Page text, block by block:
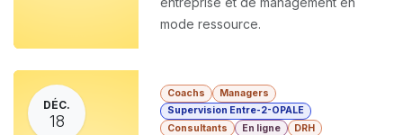
mode ressource.
DÉC.
18
Coachs
Managers
Supervision Entre-2-OPALE
Consultants
En ligne DRH